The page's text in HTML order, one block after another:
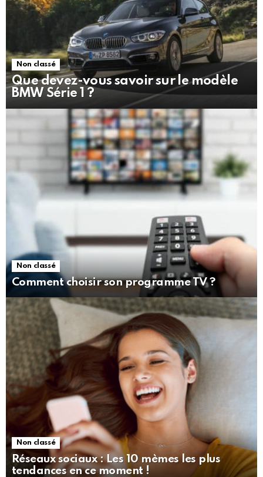
Non classé
Que devez-vous savoir sur le modèle
BMW Série 1 ?
Non classé
Comment choisir son programme TV ?
Non classé
Réseaux sociaux : Les 10 mèmes les plus
tendances en ce moment !